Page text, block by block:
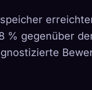
% gegenüber